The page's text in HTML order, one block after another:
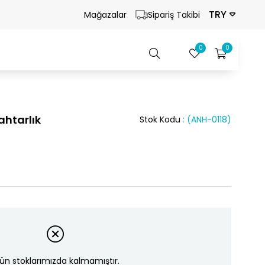
Mağazalar Sipariş Takibi TRY
0
0
(ANH-0118)
Stok Kodu
stoklarımızda kalmamıştır.